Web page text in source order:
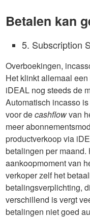
Betalen kan
5. Subscription
Overboekingen,
Het klinkt allemaal
iDEAL nog steeds de
Automatisch incasso
voor decashflowvan
meer
productverkoop via
betalingen per
aankoopmoment van
verkoper zelf het
betalingsverplichting,
verschillend is vergt
betalingen niet goed